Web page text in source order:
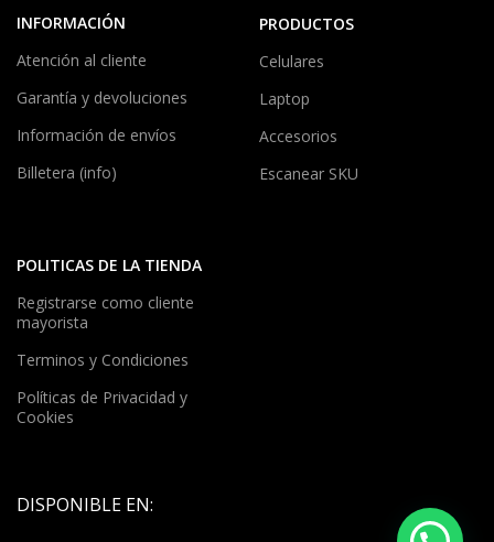
INFORMACIÓN
Atención al cliente
Garantía y devoluciones
Información de envíos
Billetera (info)
PRODUCTOS
Celulares
Laptop
Accesorios
Escanear SKU
POLITICAS DE LA TIENDA
Registrarse como cliente
mayorista
Terminos y Condiciones
Políticas de Privacidad y
Cookies
DISPONIBLE EN: